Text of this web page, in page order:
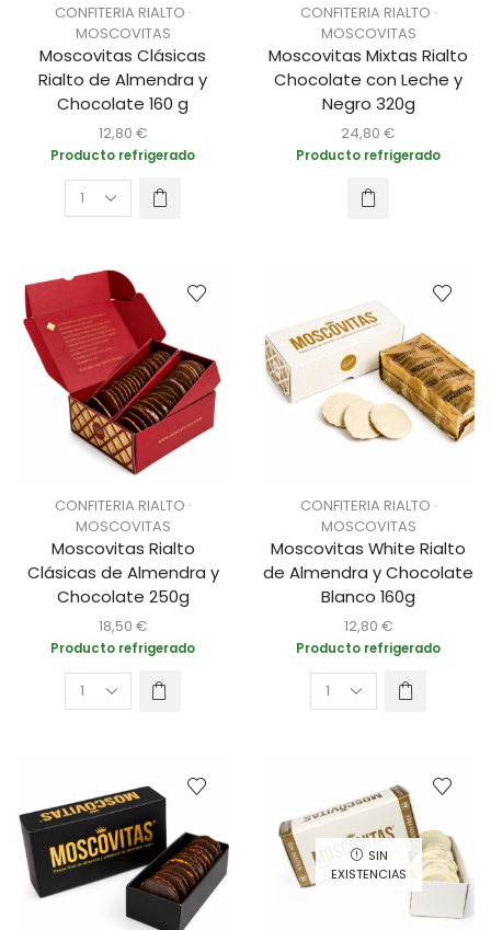
CONFITERIA RIALTO ·
MOSCOVITAS
Moscovitas Clásicas
Rialto de Almendra y
Chocolate 160 g
12,80 €
Producto refrigerado
CONFITERIA RIALTO ·
MOSCOVITAS
Moscovitas Mixtas Rialto
Chocolate con Leche y
Negro 320g
24,80 €
Producto refrigerado
CONFITERIA RIALTO ·
MOSCOVITAS
Moscovitas Rialto
Clásicas de Almendra y
Chocolate 250g
18,50 €
Producto refrigerado
CONFITERIA RIALTO ·
MOSCOVITAS
Moscovitas White Rialto
de Almendra y Chocolate
Blanco 160g
12,80 €
Producto refrigerado
SIN
EXISTENCIAS